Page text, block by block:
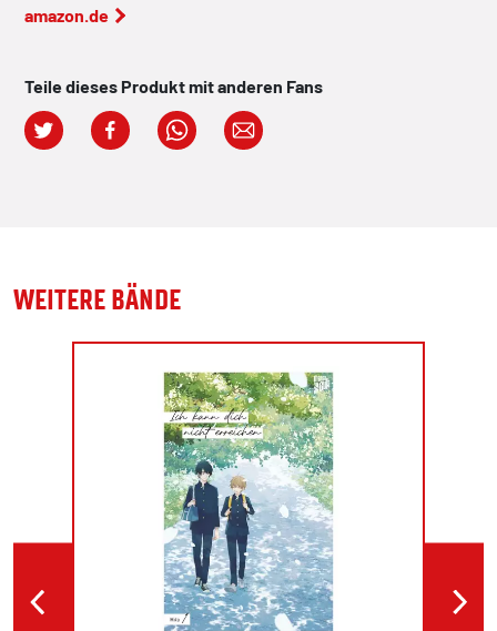
amazon.de
Teile dieses Produkt mit anderen Fans
WEITERE BÄNDE